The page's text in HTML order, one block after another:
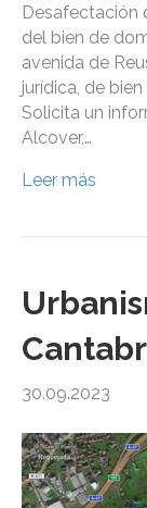
Desafectación
del bien de
avenida de
jurídica, de
Solicita un
Alcover,…
Leer más
30.09.2023